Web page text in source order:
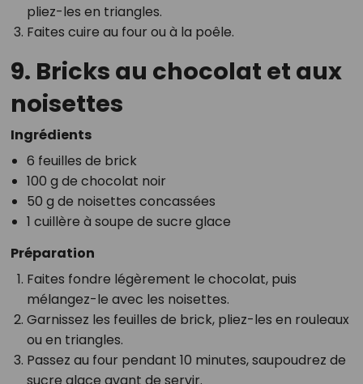
pliez-les en triangles.
Faites cuire au four ou à la poêle.
9. Bricks au chocolat et aux
noisettes
Ingrédients
6 feuilles de brick
100 g de chocolat noir
50 g de noisettes concassées
1 cuillère à soupe de sucre glace
Préparation
Faites fondre légèrement le chocolat, puis
mélangez-le avec les noisettes.
Garnissez les feuilles de brick, pliez-les en rouleaux
ou en triangles.
Passez au four pendant 10 minutes, saupoudrez de
sucre glace avant de servir.